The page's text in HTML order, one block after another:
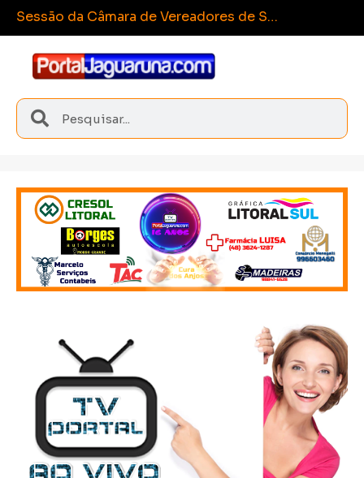
Espo Sangão conquista medalhas inéditas nos Joguinhos Abertos de Santa Catarina